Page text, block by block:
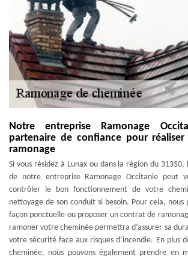
Notre entreprise Ramonage
partenaire de confiance pour
ramonage
Si vous résidez à Lunax ou dans la région du 31350,
de notre entreprise Ramonage Occitanie peut
contrôler le bon fonctionnement de votre
nettoyage de son conduit si besoin. Pour cela, nous
façon ponctuelle ou proposer un contrat de
ramoner votre cheminée permettra d’assurer sa
votre sécurité face aux risques d’incendie. En plus
cheminée, nous pouvons également prendre en